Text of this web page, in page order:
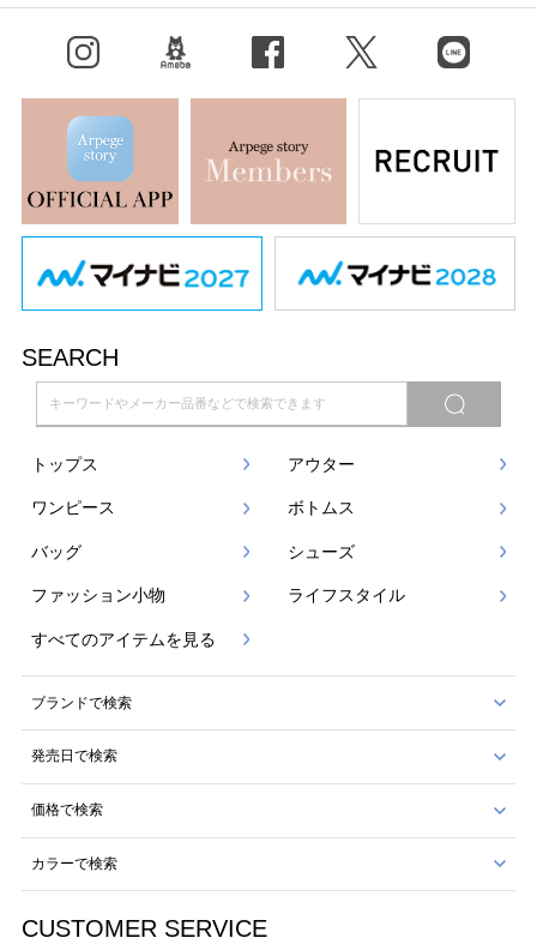
X（旧Twitter） LINE
SEARCH
トップス アウター
ワンピース ボトムス
バッグ シューズ
ファッション小物 ライフスタイル
すべてのアイテムを見る
ブランドで検索
発売日で検索
価格で検索
カラーで検索
CUSTOMER SERVICE